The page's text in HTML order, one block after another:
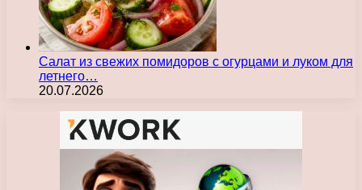
Салат из свежих помидоров с огурцами и луком для
летнего…
20.07.2026